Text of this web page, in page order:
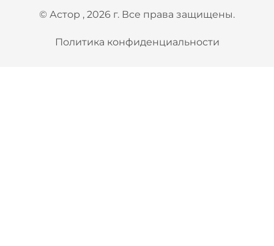
© Астор , 2026 г. Все права защищены.
Политика конфиденциальности